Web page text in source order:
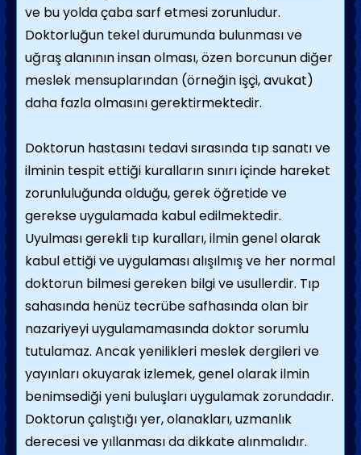
ve bu yolda çaba sarf etmesi zorunludur.
Doktorluğun tekel durumunda bulunması ve
uğraş alanının insan olması, özen borcunun diğer
meslek mensuplarından (örneğin işçi, avukat)
daha fazla olmasını gerektirmektedir.
Doktorun hastasını tedavi sırasında tıp sanatı ve
ilminin tespit ettiği kuralların sınırı içinde hareket
zorunluluğunda olduğu, gerek öğretide ve
gerekse uygulamada kabul edilmektedir.
Uyulması gerekli tıp kuralları, ilmin genel olarak
kabul ettiği ve uygulaması alışılmış ve her normal
doktorun bilmesi gereken bilgi ve usullerdir. Tıp
sahasında henüz tecrübe safhasında olan bir
nazariyeyi uygulamamasında doktor sorumlu
tutulamaz. Ancak yenilikleri meslek dergileri ve
yayınları okuyarak izlemek, genel olarak ilmin
benimsediği yeni buluşları uygulamak zorundadır.
Doktorun çalıştığı yer, olanakları, uzmanlık
derecesi ve yıllanması da dikkate alınmalıdır.